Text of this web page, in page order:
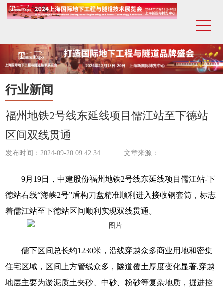
行业新闻
福州地铁2号线东延线项目儒江站至下德站
区间双线贯通
发布时间：2024-09-20 09:42:34 文章来源：
9月19日，中建股份福州地铁2号线东延线项目儒江站-下
德站右线“海峡2号”盾构刀盘精准顺利进入接收钢套筒，标志
着儒江站至下德站区间顺利实现双线贯通。
儒下区间总长约1230米，沿线穿越众多商业用地和密集
住宅区域，区间上方管线众多，隧道覆土厚度变化显著,穿越
地层主要为淤泥质土夹砂、中砂、粉砂等复杂地质，掘进控